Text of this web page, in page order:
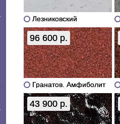
Лезниковский
96 600 р.
Гранатов. Амфиболит
43 900 р.